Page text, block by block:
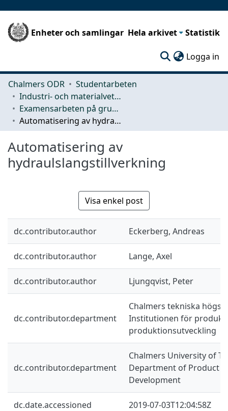
Enheter och samlingar Hela arkivet Statistik
Logga in
Chalmers ODR
Studentarbeten
Industri- och materialvetenskap (IMS)
Examensarbeten på grundnivå
Automatisering av hydraulslangstillverkning
Automatisering av
hydraulslangstillverkning
Visa enkel post
dc.contributor.author Eckerberg, Andreas
dc.contributor.author Lange, Axel
dc.contributor.author Ljungqvist, Peter
dc.contributor.department
Chalmers tekniska
Institutionen för
produktionsutveckling
dc.contributor.department
Chalmers University of
Department of Product
Development
dc.date.accessioned 2019-07-03T12:04:58Z